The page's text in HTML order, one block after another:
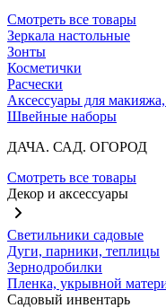
Смотреть все товары
Зеркала настольные
Зонты
Косметички
Расчески
Аксессуары для
Швейные наборы
ДАЧА. САД. ОГОРОД
Смотреть все товары
Декор и аксессуары
Светильники садовые
Дуги, парники, теплицы
Зернодробилки
Пленка, укрывной
Садовый инвентарь